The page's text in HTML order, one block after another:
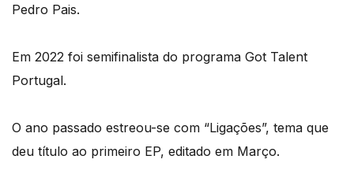
Pedro Pais.
Em 2022 foi semifinalista do programa Got Talent
Portugal.
O ano passado estreou-se com “Ligações”, tema que
deu título ao primeiro EP, editado em Março.